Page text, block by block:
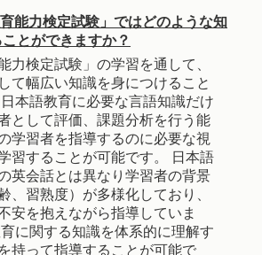
能力検定試験」ではどのような知
とができますか？
力検定試験」の学習を通して、
て幅広い知識を身につけること
本語教育に必要な言語知識だけ
として評価、課題分析を行う能
学習者を指導するのに必要な視
習することが可能です。 日本語
英会話とは異なり学習者の背景
、習熟度）が多様化しており、
安を抱えながら指導していま
に関する知識を体系的に理解す
持って指導することが可能で